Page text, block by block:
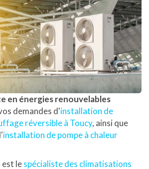
en énergies renouvelables
demandes d'installation de
réversible à Toucy, ainsi que
installation de pompe à chaleur
est lespécialiste des climatisations